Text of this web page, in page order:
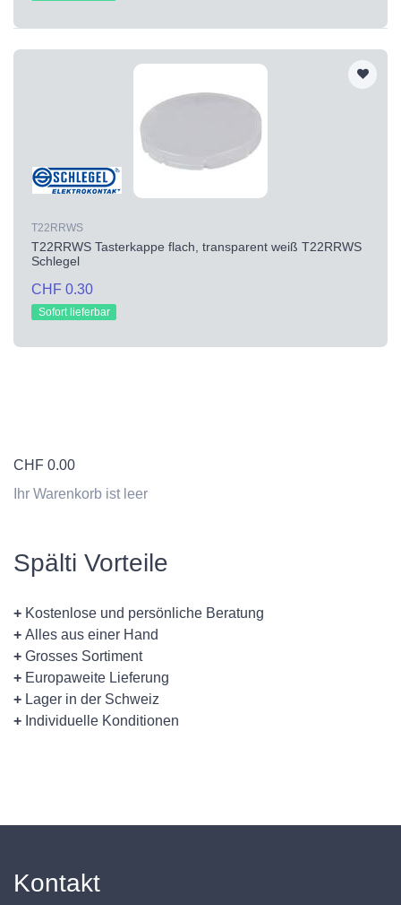
T22RRWS
T22RRWS Tasterkappe flach, transparent weiß T22RRWS
Schlegel
CHF 0.30
Sofort lieferbar
CHF 0.00
Ihr Warenkorb ist leer
Spälti Vorteile
+ Kostenlose und persönliche Beratung
+ Alles aus einer Hand
+ Grosses Sortiment
+ Europaweite Lieferung
+ Lager in der Schweiz
+ Individuelle Konditionen
Kontakt